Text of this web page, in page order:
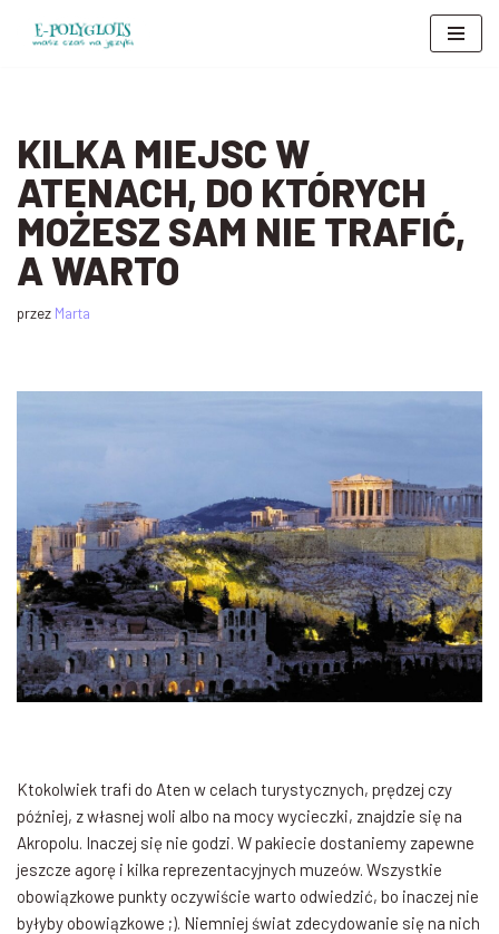
KILKA MIEJSC W
ATENACH, DO KTÓRYCH
MOŻESZ SAM NIE TRAFIĆ,
A WARTO
przez Marta
Ktokolwiek trafi do Aten w celach turystycznych, prędzej czy
później, z własnej woli albo na mocy wycieczki, znajdzie się na
Akropolu. Inaczej się nie godzi. W pakiecie dostaniemy zapewne
jeszcze agorę i kilka reprezentacyjnych muzeów. Wszystkie
obowiązkowe punkty oczywiście warto odwiedzić, bo inaczej nie
byłyby obowiązkowe ;). Niemniej świat zdecydowanie się na nich